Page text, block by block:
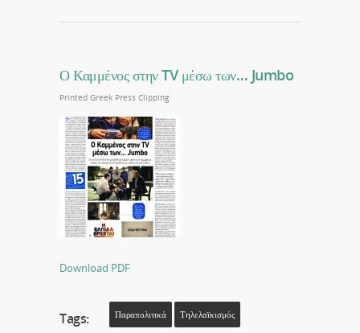
Ο Καμμένος στην TV μέσω των… Jumbo
Printed Greek Press Clipping
Download PDF
Tags: Παραπολιτικά Τηλελαϊκισμός